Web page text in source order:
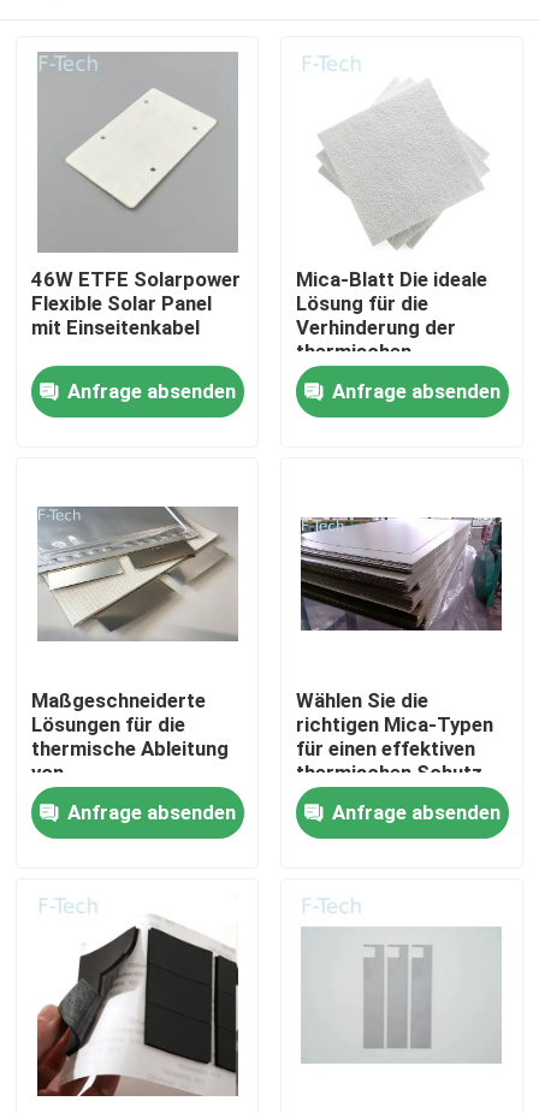
Zu Hause
Videos
VR-Show
Über uns
Werksbesichtigung
Kontakt mit uns
Neuigkeiten
Rechtssachen
46W ETFE Solarpower
Flexible Solar Panel
mit Einseitenkabel
Anfrage absenden
Mica-Blatt Die ideale
Lösung für die
Verhinderung der
thermischen
Ausrottung der EV-
BatterieAnfrage absenden
Maßgeschneiderte
Lösungen für die
thermische Ableitung
von
Elektrofahrzeugbatterien
mit Mica-Blättern
Anfrage absenden
Wählen Sie die
richtigen Mica-Typen
für einen effektiven
thermischen Schutz
der EV-Batterie
Anfrage absenden